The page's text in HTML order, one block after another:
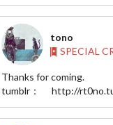
tono
SPECIAL
Thanks for coming.
tumblr： http://
mail：
twitter： ＠rt0no